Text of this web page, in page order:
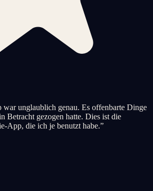
war unglaublich genau. Es offenbarte Dinge
Betracht gezogen hatte. Dies ist die
App, die ich je benutzt habe.”